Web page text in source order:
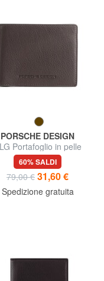
PORSCHE DESIGN
Portafoglio in pelle
60% SALDI
79,00 € 31,60 €
Spedizione gratuita